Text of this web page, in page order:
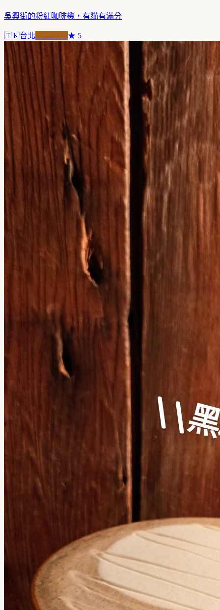
吳興街的粉紅咖啡機，有貓有滿分
🇹🇼台北 ★ 5